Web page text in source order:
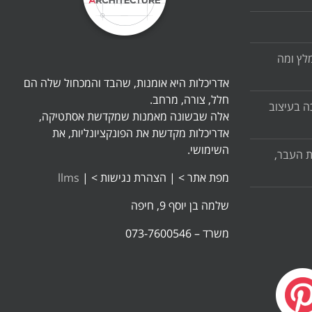
ומה
בעיצוב
העבר,
אדריכלות היא אומנות, שהבד והמכחול שלה הם
חלל, צורה, מרחב.
אלה שבשונה מאמנות שמקדשת אסתטיקה,
אדריכלות מקדשת את הפונקציונליות, את
השימושי.
מפת אתר > | הצהרת נגישות > |
llms
שלמה בן יוסף 9, חיפה
משרד – 073-7600546